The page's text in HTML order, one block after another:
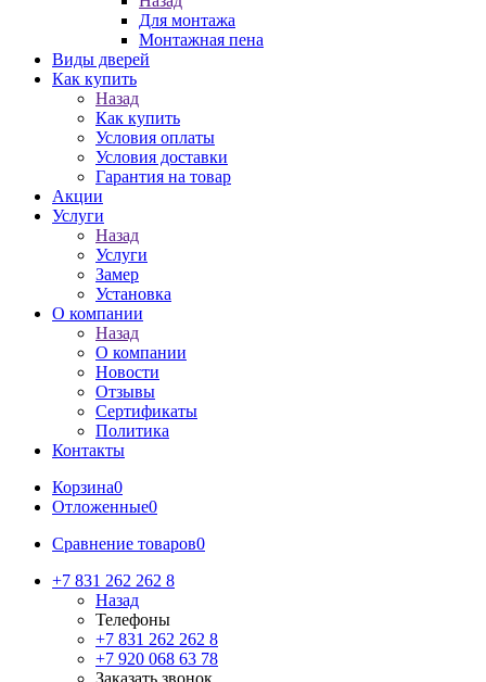
Для монтажа
Монтажная пена
Виды дверей
Как купить
Назад
Как купить
Условия оплаты
Условия доставки
Гарантия на товар
Акции
Услуги
Назад
Услуги
Замер
Установка
О компании
Назад
О компании
Новости
Отзывы
Сертификаты
Политика
Контакты
Корзина0
Отложенные0
Сравнение товаров0
+7 831 262 262 8
Назад
Телефоны
+7 831 262 262 8
+7 920 068 63 78
Заказать звонок